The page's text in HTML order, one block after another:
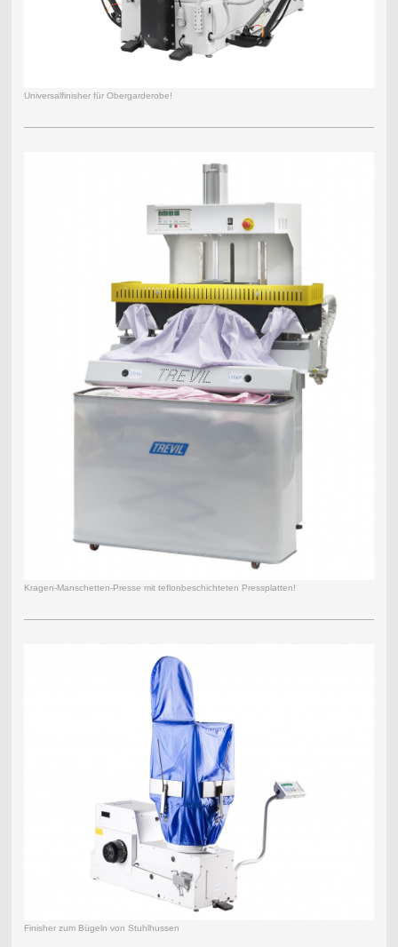
Universalfinisher für Obergarderobe!
Kragen-Manschetten-Presse mit teflonbeschichteten Pressplatten!
Finisher zum Bügeln von Stuhlhussen